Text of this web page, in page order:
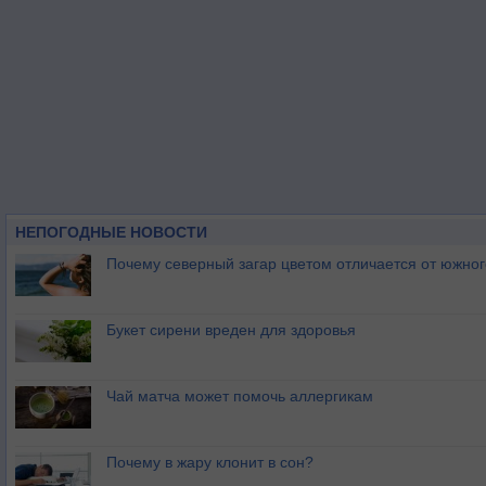
НЕПОГОДНЫЕ НОВОСТИ
Почему северный загар цветом отличается от
Букет сирени вреден для здоровья
Чай матча может помочь аллергикам
Почему в жару клонит в сон?